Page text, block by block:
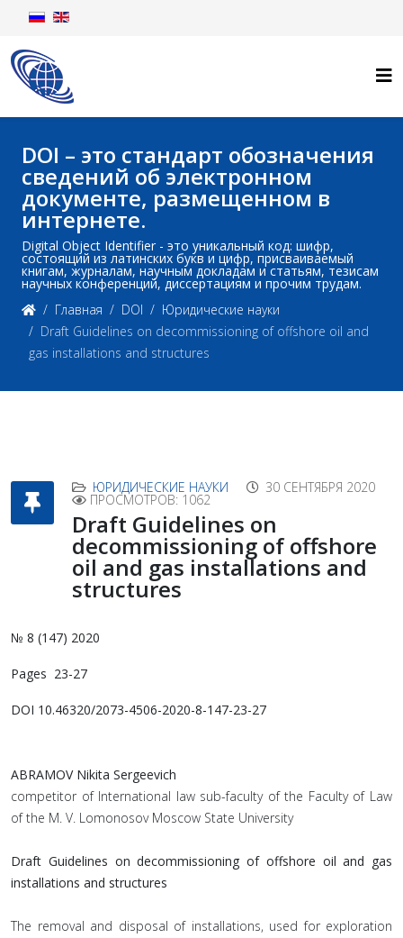
DOI – это стандарт обозначения
сведений об электронном
документе, размещенном в
интернете.
Digital Object Identifier - это уникальный код: шифр,
состоящий из латинских букв и цифр, присваиваемый
книгам, журналам, научным докладам и статьям, тезисам
научных конференций, диссертациям и прочим трудам.
Главная
DOI
Юридические науки
Draft Guidelines on decommissioning of offshore oil and
gas installations and structures
ЮРИДИЧЕСКИЕ НАУКИ 30 СЕНТЯБРЯ 2020
ПРОСМОТРОВ: 1062
Draft Guidelines on
decommissioning of offshore
oil and gas installations and
structures
№ 8 (147) 2020
Pages 23-27
DOI 10.46320/2073-4506-2020-8-147-23-27
ABRAMOV Nikita Sergeevich
competitor of International law sub-faculty of the Faculty of Law
of the M. V. Lomonosov Moscow State University
Draft Guidelines on decommissioning of offshore oil and gas
installations and structures
The removal and disposal of installations, used for exploration